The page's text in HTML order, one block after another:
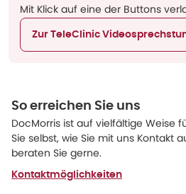
Mit Klick auf eine der Buttons
Zur TeleClinic
So erreichen Sie uns
DocMorris ist auf vielfältige Weise
Sie selbst, wie Sie mit uns Kontakt
beraten Sie gerne.
Kontaktmöglichkeiten